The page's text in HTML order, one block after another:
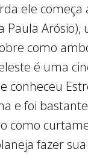
ele começa
Paula Arósio),
como
é uma
conheceu
e foi
como
fazer